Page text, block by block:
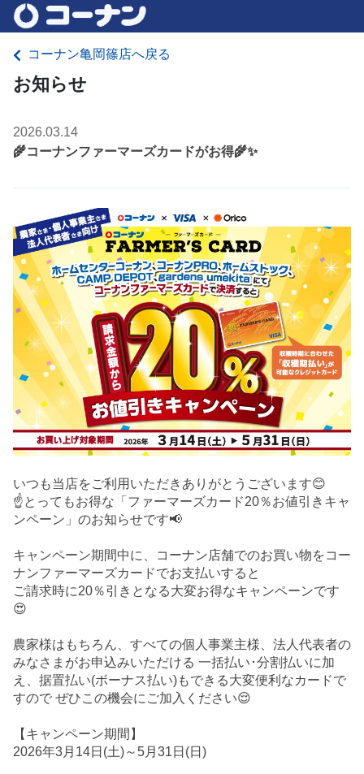
コーナン亀岡篠店へ戻る
お知らせ
2026.03.14
🌾コーナンファーマーズカードがお得🌾✨
いつも当店をご利用いただきありがとうございます😊
☝️とってもお得な「ファーマーズカード20％お値引きキャ
ンペーン」のお知らせです📢
キャンペーン期間中に、コーナン店舗でのお買い物をコー
ナンファーマーズカードでお支払いすると
ご請求時に20％引きとなる大変お得なキャンペーンです
😍
農家様はもちろん、すべての個人事業主様、法人代表者の
みなさまがお申込みいただける 一括払い･分割払いに加
え、据置払い(ボーナス払い)もできる大変便利なカードで
すので ぜひこの機会にご加入ください😌
【キャンペーン期間】
2026年3月14日(土)～5月31日(日)